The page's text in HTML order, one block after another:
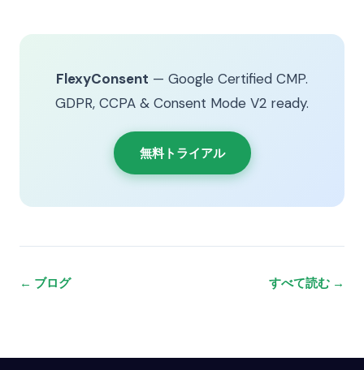
FlexyConsent — Google Certified CMP.
GDPR, CCPA & Consent Mode V2 ready.
無料トライアル
← ブログ すべて読む →